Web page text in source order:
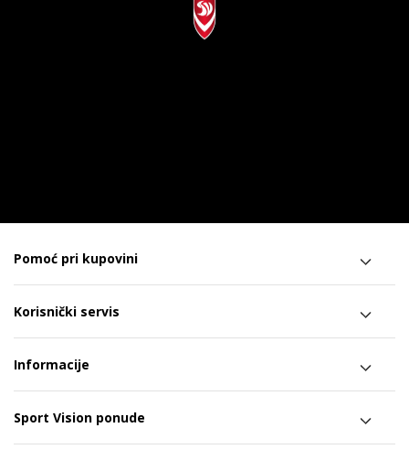
Pomoć pri kupovini
Korisnički servis
Informacije
Sport Vision ponude